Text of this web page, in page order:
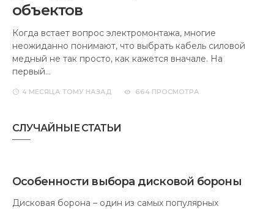
объектов
Когда встает вопрос электромонтажа, многие
неожиданно понимают, что выбрать кабель силовой
медный не так просто, как кажется вначале. На
первый…
4 МЕСЯЦА ТОМУ НАЗАД 664 ПРОСМОТРА
СЛУЧАЙНЫЕ СТАТЬИ
Особенности выбора дисковой бороны
Дисковая борона – один из самых популярных